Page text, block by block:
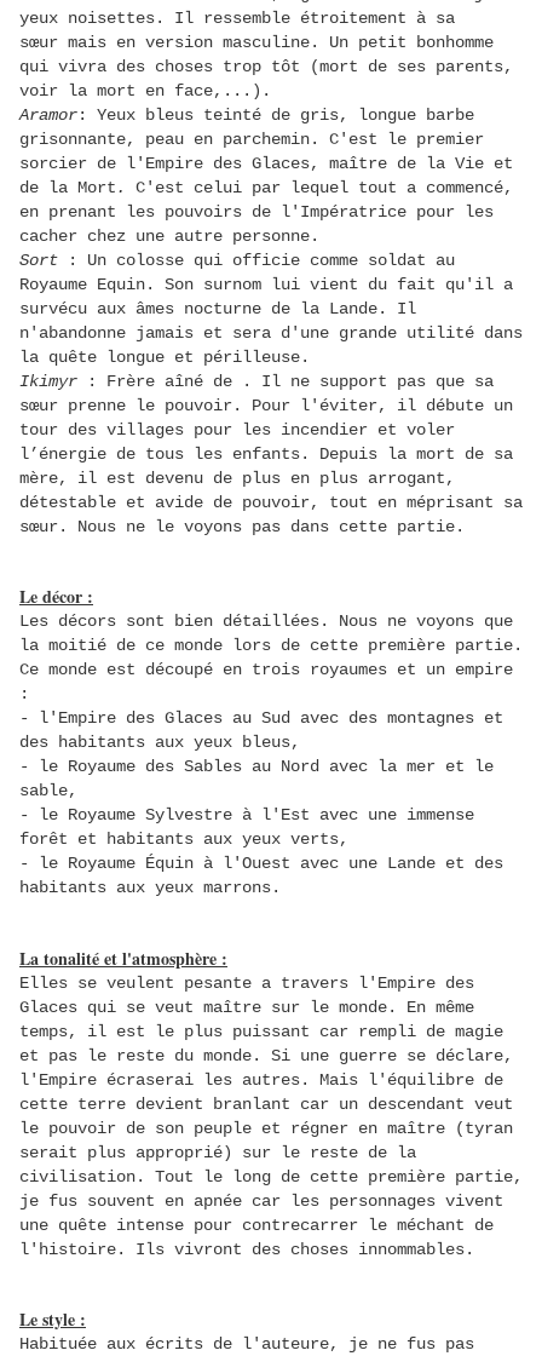
yeux noisettes. Il ressemble étroitement à sa
sœur mais en version masculine. Un petit bonhomme
qui vivra des choses trop tôt (mort de ses parents,
voir la mort en face,...).
Aramor: Yeux bleus teinté de gris, longue barbe
grisonnante, peau en parchemin. C'est le premier
sorcier de l'Empire des Glaces, maître de la Vie et
de la Mort.
C'est celui par lequel tout a commencé,
en prenant les pouvoirs de l'Impératrice pour les
cacher chez une autre personne.
Sort
: Un colosse qui officie comme soldat au
Royaume Equin. Son surnom lui vient du fait qu'il a
survécu aux âmes nocturne de la Lande. Il
n'abandonne jamais et sera d'une grande utilité dans
la quête longue et périlleuse.
Ikimyr
: Frère aîné de . Il ne support pas que sa
sœur prenne le pouvoir. Pour l'éviter, il débute un
tour des villages pour les incendier et voler
l’énergie de tous les enfants. Depuis la mort de sa
mère, il est devenu de plus en plus arrogant,
détestable et avide de pouvoir, tout en méprisant sa
sœur. Nous ne le voyons pas dans cette partie.
Le décor :
Les décors sont bien détaillées. Nous ne voyons que
la moitié de ce monde lors de cette première partie.
Ce monde est découpé en trois royaumes et un empire
:
- l'Empire des Glaces au Sud avec des montagnes et
des habitants aux yeux bleus,
- le Royaume des Sables au Nord avec la mer et le
sable,
- le Royaume Sylvestre à l'Est avec une immense
forêt et habitants aux yeux verts,
- le Royaume Équin à l'Ouest avec une Lande et des
habitants aux yeux marrons.
La tonalité et l'atmosphère :
Elles se veulent pesante a travers l'Empire des
Glaces qui se veut maître sur le monde. En même
temps, il est le plus puissant car rempli de magie
et pas le reste du monde. Si une guerre se déclare,
l'Empire écraserai les autres. Mais l'équilibre de
cette terre devient branlant car un descendant veut
le pouvoir de son peuple et régner en maître (tyran
serait plus approprié) sur le reste de la
civilisation. Tout le long de cette première partie,
je fus souvent en apnée car les personnages vivent
une quête intense pour contrecarrer le méchant de
l'histoire. Ils vivront des choses innommables.
Le style :
Habituée aux écrits de l'auteure, je ne fus pas